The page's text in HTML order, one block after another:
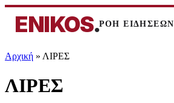
ENIKOS.ΡΟΗ ΕΙΔΗΣΕΩΝ
Αρχική » ΛΙΡΕΣ
ΛΙΡΕΣ